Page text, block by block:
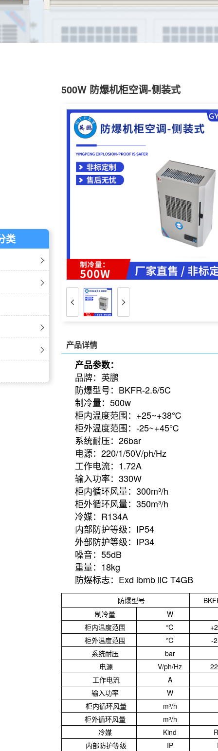
500W 防爆机柜空调-侧装式
产品详情
产品参数：
品牌：英鹏
防爆型号：BKFR-2.6/5C
制冷量：500w
柜内温度范围：+25~+38℃
柜外温度范围：-25~+45℃
系统耐压：26bar
电源：220/1/50V/ph/Hz
工作电流：1.72A
输入功率：330W
柜内循环风量：300m³/h
柜外循环风量：350m³/h
冷媒：R134A
内部防护等级：IP54
外部防护等级：IP34
噪音：55dB
重量：18kg
防爆标志：Exd ibmb llC T4GB
防爆型号
制冷量
W
柜内温度范围
℃
柜外温度范围
℃
-
系统耐压
bar
电源
V/ph/Hz
工作电流
A
输入功率
W
柜内循环风量
m³/h
柜外循环风量
m³/h
冷媒
Kind
内部防护等级
IP
类